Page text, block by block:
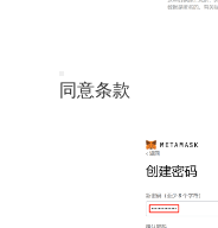
同意条款